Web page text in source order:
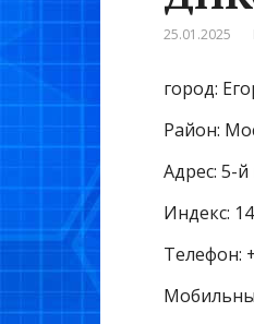
25.01.2025
город:
Район:
Адрес: 5-
Индекс:
Телефон: